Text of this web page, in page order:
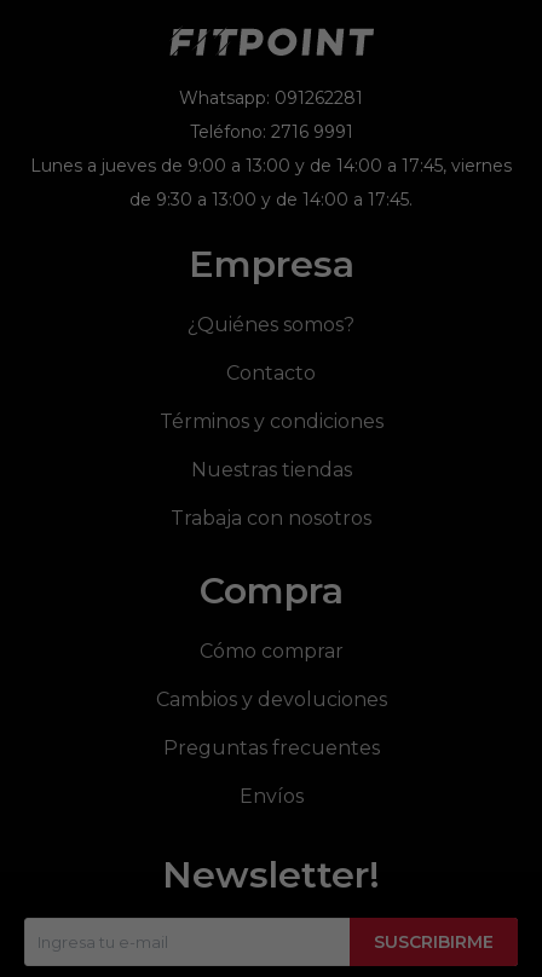
Whatsapp: 091262281
Teléfono: 2716 9991
Lunes a jueves de 9:00 a 13:00 y de 14:00 a 17:45, viernes
de 9:30 a 13:00 y de 14:00 a 17:45.
Empresa
¿Quiénes somos?
Contacto
Términos y condiciones
Nuestras tiendas
Trabaja con nosotros
Compra
Cómo comprar
Cambios y devoluciones
Preguntas frecuentes
Envíos
Newsletter!
SUSCRIBIRME